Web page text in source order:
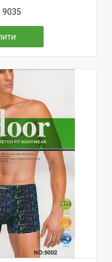
9035